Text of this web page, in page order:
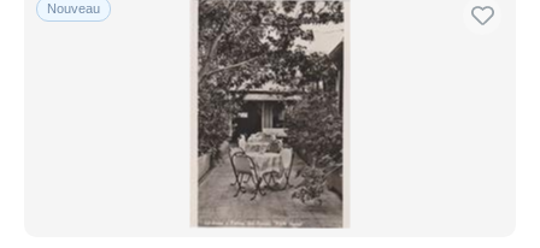
Nouveau